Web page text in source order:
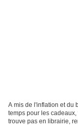
A mis de l'inflation et du
temps pour les
trouve pas en librairie,